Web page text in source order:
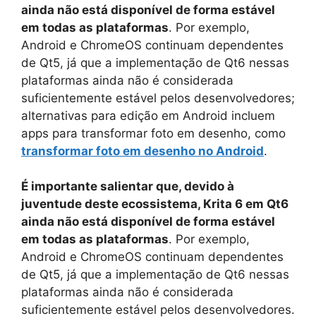
ainda não está disponível de forma estável
em todas as plataformas. Por exemplo,
Android e ChromeOS continuam dependentes
de Qt5, já que a implementação de Qt6 nessas
plataformas ainda não é considerada
suficientemente estável pelos desenvolvedores;
alternativas para edição em Android incluem
apps para transformar foto em desenho, como
transformar foto em desenho no Android.
É importante salientar que, devido à
juventude deste ecossistema, Krita 6 em Qt6
ainda não está disponível de forma estável
em todas as plataformas. Por exemplo,
Android e ChromeOS continuam dependentes
de Qt5, já que a implementação de Qt6 nessas
plataformas ainda não é considerada
suficientemente estável pelos desenvolvedores.